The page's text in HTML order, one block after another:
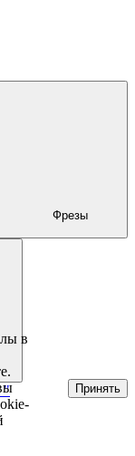
Фрезы
"
в
Принять